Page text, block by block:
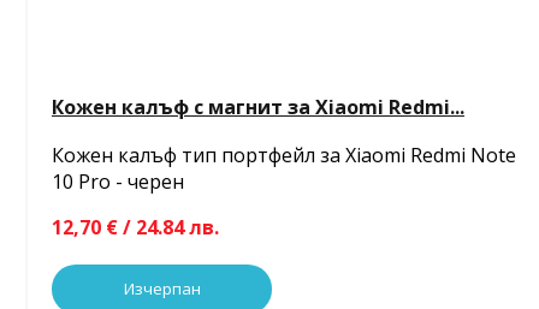
Кожен калъф с магнит за Xiaomi Redmi...
Кожен калъф тип портфейл за Xiaomi Redmi Note
10 Pro - черен
12,70 € / 24.84 лв.
Изчерпан